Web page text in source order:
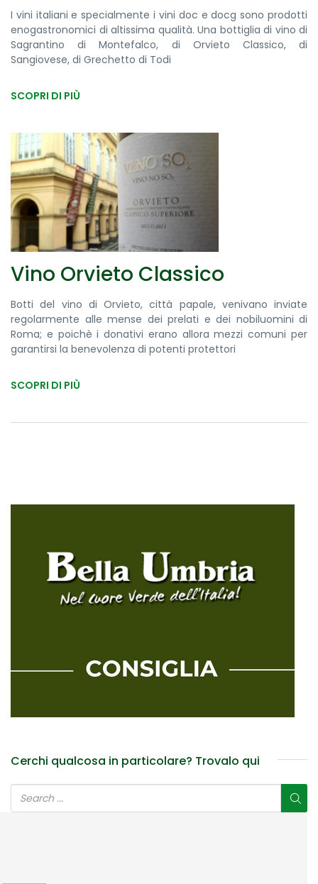
I vini italiani e specialmente i vini doc e docg sono prodotti
enogastronomici di altissima qualità. Una bottiglia di vino di
Sagrantino di Montefalco, di Orvieto Classico, di
Sangiovese, di Grechetto di Todi
SCOPRI DI PIÙ
Vino Orvieto Classico
Botti del vino di Orvieto, città papale, venivano inviate
regolarmente alle mense dei prelati e dei nobiluomini di
Roma; e poichè i donativi erano allora mezzi comuni per
garantirsi la benevolenza di potenti protettori
SCOPRI DI PIÙ
Cerchi qualcosa in particolare? Trovalo qui